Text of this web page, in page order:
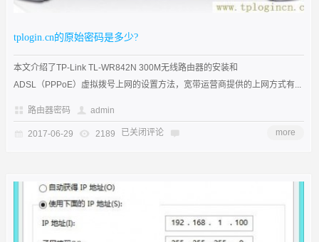
tplogin.cn的原始密码是多少?
本文介绍了TP-Link TL-WR842N 300M无线路由器的安装和
ADSL（PPPoE）虚拟拨号上网的设置方法，宽带运营商提供的上网方式有...
路由器密码 admin
2017-06-29 2189 已关闭评论 more